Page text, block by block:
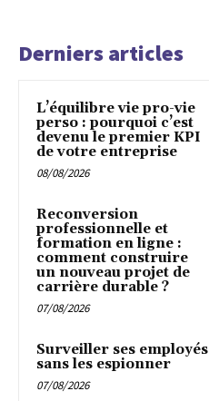
Derniers articles
L’équilibre vie pro-vie
perso : pourquoi c’est
devenu le premier KPI
de votre entreprise
08/08/2026
Reconversion
professionnelle et
formation en ligne :
comment construire
un nouveau projet de
carrière durable ?
07/08/2026
Surveiller ses employés
sans les espionner
07/08/2026